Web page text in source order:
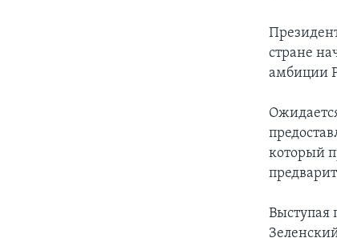
стране
амбиции
который
Выступая